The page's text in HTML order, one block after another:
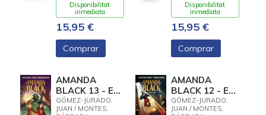
Disponibilitat
inmediata
15,95 €
Comprar
Disponibilitat
inmediata
15,95 €
Comprar
AMANDA
BLACK 13 - EL
HOLANDÉS
ERRANTE
GÓMEZ-JURADO,
JUAN / MONTES,
AMANDA
BLACK 12 - EL
TAPÍS DEL
TEMPS
GÓMEZ-JURADO,
JUAN / MONTES,